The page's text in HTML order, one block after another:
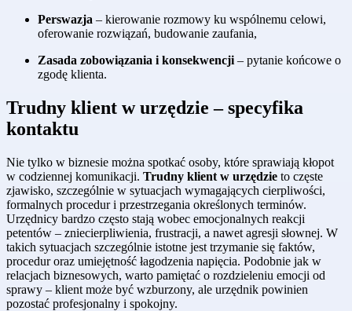
Perswazja – kierowanie rozmowy ku wspólnemu celowi,
oferowanie rozwiązań, budowanie zaufania,
Zasada zobowiązania i konsekwencji – pytanie końcowe o
zgodę klienta.
Trudny klient w urzędzie – specyfika
kontaktu
Nie tylko w biznesie można spotkać osoby, które sprawiają kłopot
w codziennej komunikacji. Trudny klient w urzędzie to częste
zjawisko, szczególnie w sytuacjach wymagających cierpliwości,
formalnych procedur i przestrzegania określonych terminów.
Urzędnicy bardzo często stają wobec emocjonalnych reakcji
petentów – zniecierpliwienia, frustracji, a nawet agresji słownej. W
takich sytuacjach szczególnie istotne jest trzymanie się faktów,
procedur oraz umiejętność łagodzenia napięcia. Podobnie jak w
relacjach biznesowych, warto pamiętać o rozdzieleniu emocji od
sprawy – klient może być wzburzony, ale urzędnik powinien
pozostać profesjonalny i spokojny.